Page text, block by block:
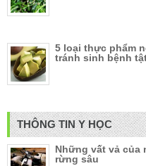
5 loại thực phẩm
tránh sinh bệnh
THÔNG TIN Y HỌC
Những vất vả của
rừng sâu